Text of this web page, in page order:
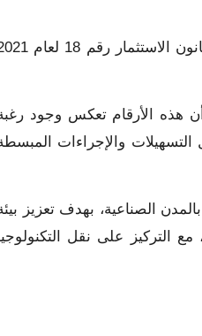
وأشار التقرير إلى أنه لم يتم ترخيص أو تنفيذ أي مشروع صناعي أو حرفي مشمول بأحكام قانون
أن هذه الأرقام تعكس وجود
والإجراءات
الاستثمار الجديد الخاص بالمدن الصناعية، بهدف تعزيز
التركيز على نقل